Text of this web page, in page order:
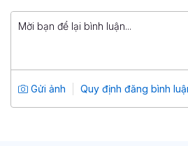
Tổng số 3 giờ
30
5
99
Gửi ảnh Quy định đăng bình